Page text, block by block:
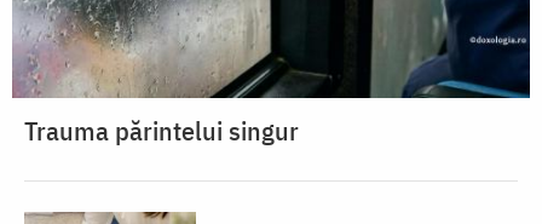
Trauma părintelui singur